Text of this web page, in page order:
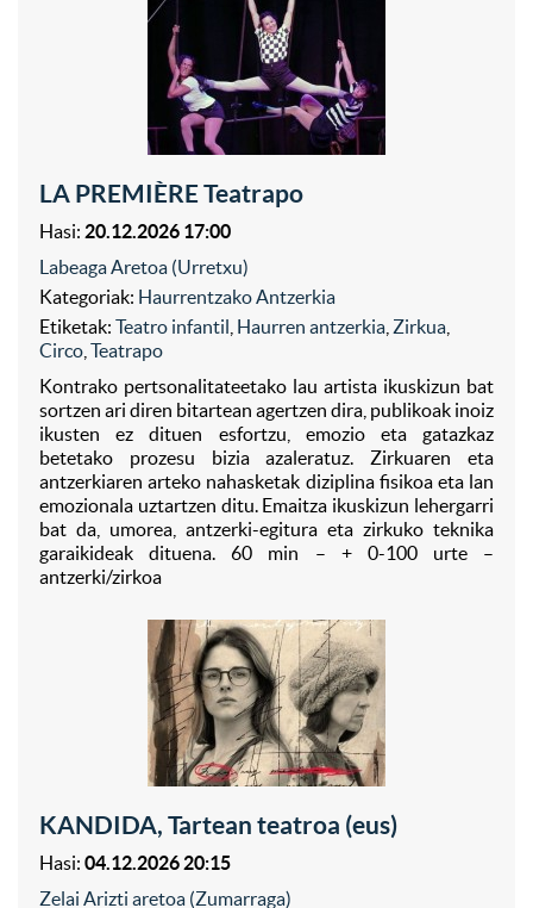
LA PREMIÈRE Teatrapo
Hasi: 20.12.2026 17:00
Labeaga Aretoa (Urretxu)
Kategoriak: Haurrentzako Antzerkia
Etiketak: Teatro infantil Haurren antzerkia Zirkua
Circo Teatrapo
Kontrako pertsonalitateetako lau artista ikuskizun bat
sortzen ari diren bitartean agertzen dira, publikoak inoiz
ikusten ez dituen esfortzu, emozio eta gatazkaz
betetako prozesu bizia azaleratuz. Zirkuaren eta
antzerkiaren arteko nahasketak diziplina fisikoa eta lan
emozionala uztartzen ditu. Emaitza ikuskizun lehergarri
bat da, umorea, antzerki-egitura eta zirkuko teknika
garaikideak dituena. 60 min – + 0-100 urte –
antzerki/zirkoa
KANDIDA, Tartean teatroa (eus)
Hasi: 04.12.2026 20:15
Zelai Arizti aretoa (Zumarraga)